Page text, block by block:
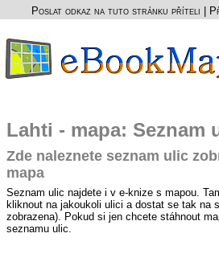
Poslat odkaz na tuto stránku příteli
Lahti - mapa: Seznam
Zde naleznete seznam ulic
mapa
Seznam ulic najdete i v e-knize s mapou.
kliknout na jakoukoli ulici a dostat se tak na
zobrazena). Pokud si jen chcete stáhnout
seznamu ulic.